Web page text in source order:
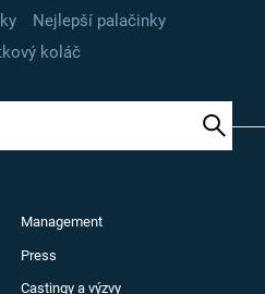
Nejlepší palačinky
koláč
Management
Press
Castingy a výzvy